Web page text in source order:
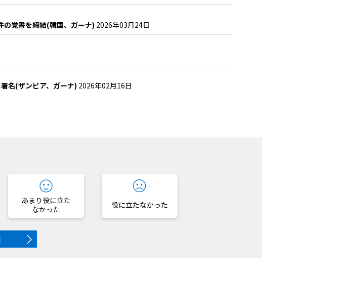
の覚書を締結(韓国、ガーナ) 2026年03月24日
名(ザンビア、ガーナ) 2026年02月16日
あまり役に立た
なかった
役に立たなかった